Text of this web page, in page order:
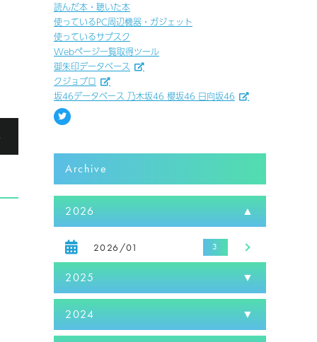
読んだ本・聴いた本
使っているPC周辺機器・ガジェット
使っているサブスク
Webページ一覧取得ツール
御朱印データベース
クジョブロ
坂46データベース 乃木坂46 櫻坂46 日向坂46
Archive
2026
2026/01
2025
2024